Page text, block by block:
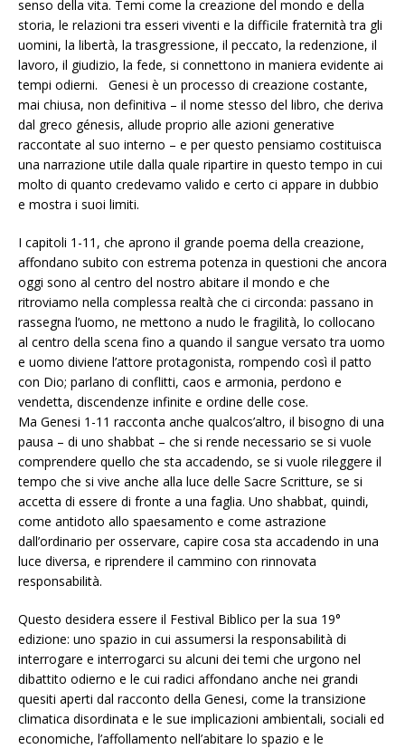
senso della vita. Temi come la creazione del mondo e della
storia, le relazioni tra esseri viventi e la difficile fraternità tra gli
uomini, la libertà, la trasgressione, il peccato, la redenzione, il
lavoro, il giudizio, la fede, si connettono in maniera evidente ai
tempi odierni. Genesi è un processo di creazione costante,
mai chiusa, non definitiva – il nome stesso del libro, che deriva
dal greco génesis, allude proprio alle azioni generative
raccontate al suo interno – e per questo pensiamo costituisca
una narrazione utile dalla quale ripartire in questo tempo in cui
molto di quanto credevamo valido e certo ci appare in dubbio
e mostra i suoi limiti.
I capitoli 1-11, che aprono il grande poema della creazione,
affondano subito con estrema potenza in questioni che ancora
oggi sono al centro del nostro abitare il mondo e che
ritroviamo nella complessa realtà che ci circonda: passano in
rassegna l’uomo, ne mettono a nudo le fragilità, lo collocano
al centro della scena fino a quando il sangue versato tra uomo
e uomo diviene l’attore protagonista, rompendo così il patto
con Dio; parlano di conflitti, caos e armonia, perdono e
vendetta, discendenze infinite e ordine delle cose.
Ma Genesi 1-11 racconta anche qualcos’altro, il bisogno di una
pausa – di uno shabbat – che si rende necessario se si vuole
comprendere quello che sta accadendo, se si vuole rileggere il
tempo che si vive anche alla luce delle Sacre Scritture, se si
accetta di essere di fronte a una faglia. Uno shabbat, quindi,
come antidoto allo spaesamento e come astrazione
dall’ordinario per osservare, capire cosa sta accadendo in una
luce diversa, e riprendere il cammino con rinnovata
responsabilità.
Questo desidera essere il Festival Biblico per la sua 19°
edizione: uno spazio in cui assumersi la responsabilità di
interrogare e interrogarci su alcuni dei temi che urgono nel
dibattito odierno e le cui radici affondano anche nei grandi
quesiti aperti dal racconto della Genesi, come la transizione
climatica disordinata e le sue implicazioni ambientali, sociali ed
economiche, l’affollamento nell’abitare lo spazio e le